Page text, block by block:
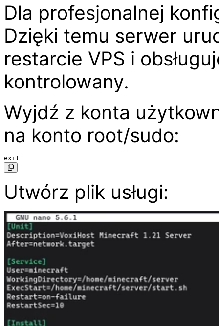
Dla profesjonalnej
Dzięki temu serwer
restarcie VPS i
kontrolowany.
Wyjdź z konta
na konto root/sudo:
Utwórz plik usługi: